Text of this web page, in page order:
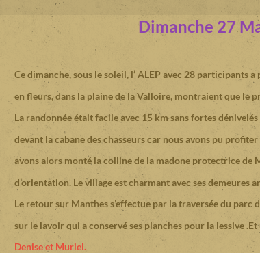
Dimanche 27
Ce dimanche, sous le soleil, l’ ALEP avec 28 participants
en fleurs, dans la plaine de la Valloire, montraient que le
La randonnée était facile avec 15 km sans fortes
devant la cabane des chasseurs car nous avons pu
avons alors monté la colline de la madone protectrice de
d’orientation. Le village est charmant avec ses demeures
Le retour sur Manthes s’effectue par la traversée du parc
sur le lavoir qui a conservé ses planches pour la lessive
Denise et Muriel.